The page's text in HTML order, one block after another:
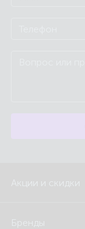
Акции и скидки
Бренды